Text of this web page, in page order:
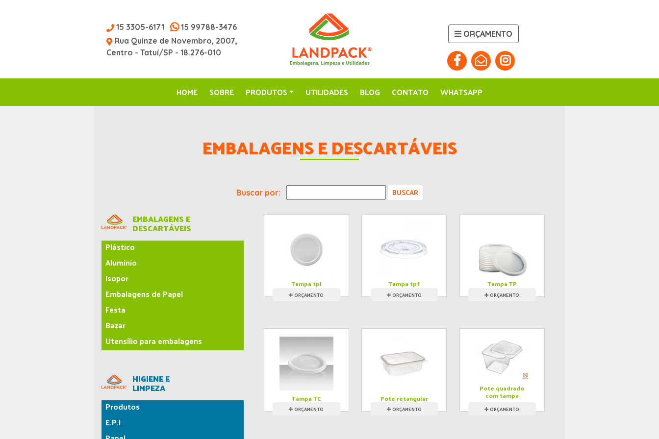
15 3305-6171
15 99788-3476
Rua Quinze de Novembro, 2007,
Centro - Tatuí/SP - 18.276-010
ORÇAMENTO
HOME SOBRE PRODUTOS UTILIDADES BLOG CONTATO WHATSAPP
EMBALAGENS E DESCARTÁVEIS
Buscar por:
Tampa tpl
ORÇAMENTO
Tampa tpf
ORÇAMENTO
Tampa TP
ORÇAMENTO
Tampa TC
ORÇAMENTO
Pote retangular
com tampa
ORÇAMENTO
Pote quadrado
com tampa
ORÇAMENTO
EMBALAGENS E
DESCARTÁVEIS
Plástico
Alumínio
Isopor
Embalagens de Papel
Festa
Bazar
Utensílio para embalagens
HIGIENE E
LIMPEZA
Produtos
E.P.I